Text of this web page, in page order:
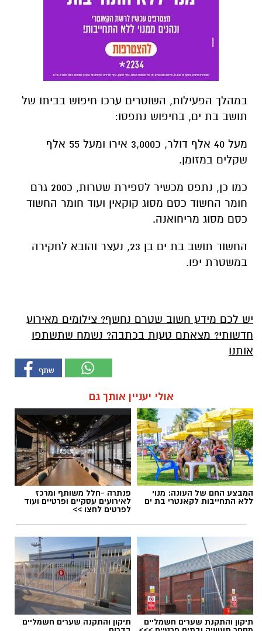
במהלך הפעילות, השוטרים ערכו חיפוש בביתו של
תושב בת ים, בחיפוש נתפסו:
מעל 40 אלף דולר, כ3,000 אירו ומעל 55 אלף
שקלים במזומן.
כמו כן, נתפס מכשיר לספירת שטרות, כ200 גרם
חומר החשוד כסם מסוג קוקאין ועוד חומר החשוד
כסם מסוג מריחואנה.
החשוד תושב בת ים בן 23, נעצר והובא לחקירה
במשטרת יפו.
יש לכם מידע חשוב שטרם נחשף? צילומים מאירוע
חדשותי? מצאתם טעות בכתבה? נשמח שתשתפו
אותנו
אולי יעניין אותך גם
המבצע החם של העונה: מנוי
ללא התחייבות לקאנטרי בת ים
פנתרה -חלל משותף ומרכז
לאירועים עסקיים ופרטיים ועוד
לפרטים לחצו >>
תיקון והתקנת שערים חשמליים תיקון והתקנה שערים חשמליים